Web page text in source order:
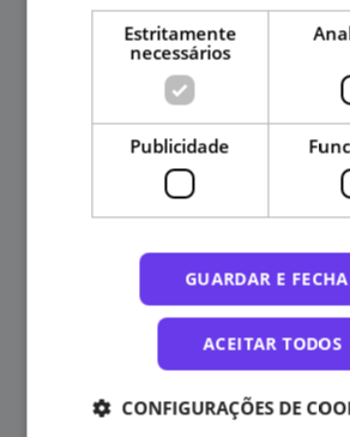
Categorias
Especialista dos Conteúdos
Investigador contratado no Instituto de
Medievais da Faculdade de Ciências
Universidade Nova de Lisboa.
Nina Vieira
Especialista dos Conteúdos
Estritamente
necessários
Publicidade
GUARDAR E
ACEITAR TODOS
CONFIGURAÇÕES DE